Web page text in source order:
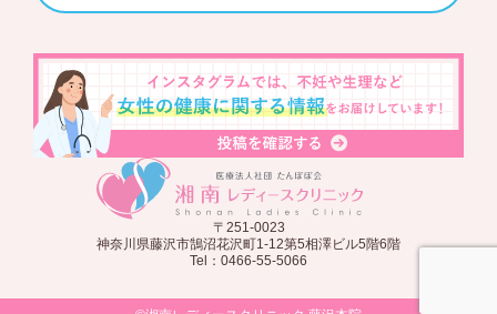
〒251-0023
神奈川県藤沢市鵠沼花沢町1-12第5相澤ビル5階6階
Tel：0466-55-5066